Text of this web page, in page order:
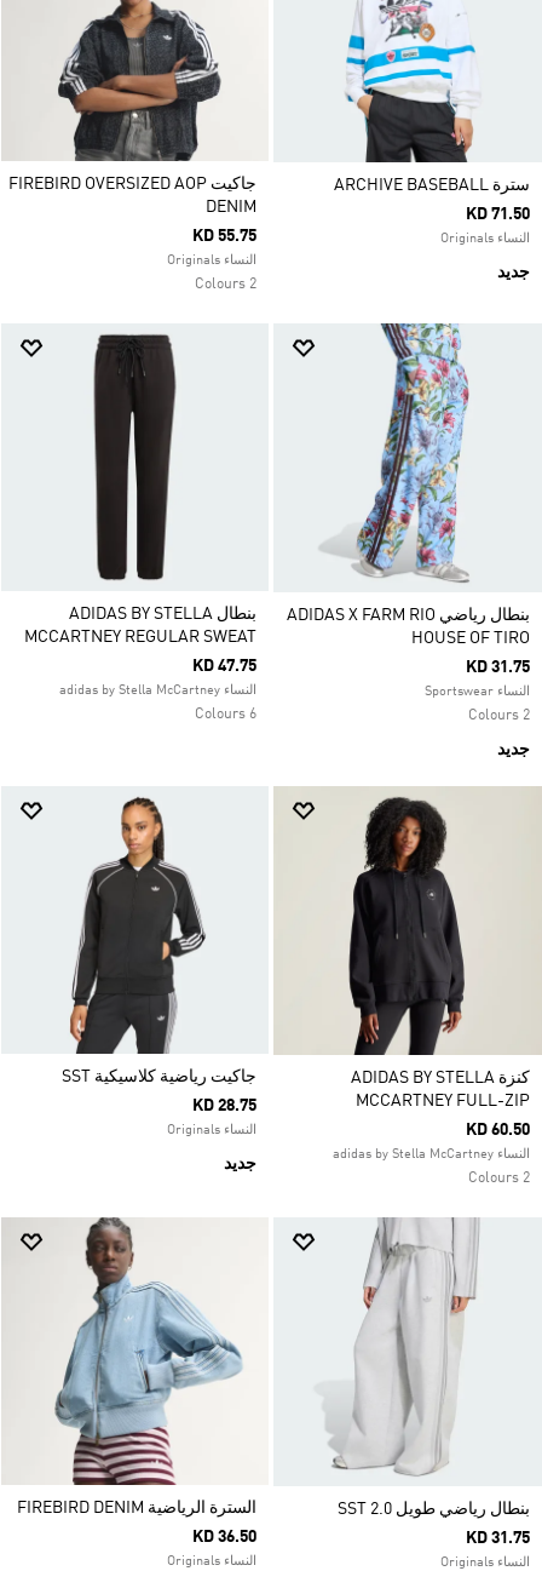
سترة ARCHIVE BASEBALL
KD 71.50
النساء Originals
جديد
جاكيت FIREBIRD OVERSIZED AOP
DENIM
KD 55.75
النساء Originals
2 Colours
بنطال رياضي ADIDAS X FARM RIO
HOUSE OF TIRO
KD 31.75
النساء Sportswear
2 Colours
جديد
بنطال ADIDAS BY STELLA
MCCARTNEY REGULAR SWEAT
KD 47.75
النساء adidas by Stella McCartney
6 Colours
كنزة ADIDAS BY STELLA
MCCARTNEY FULL-ZIP
KD 60.50
النساء adidas by Stella McCartney
2 Colours
جاكيت رياضية كلاسيكية SST
KD 28.75
النساء Originals
جديد
بنطال رياضي طويل SST 2.0
KD 31.75
النساء Originals
السترة الرياضية FIREBIRD DENIM
KD 36.50
النساء Originals